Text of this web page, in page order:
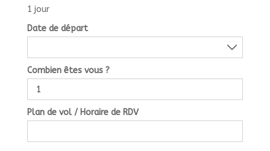
1 jour
Date de départ
Combien êtes vous ?
Plan de vol / Horaire de RDV